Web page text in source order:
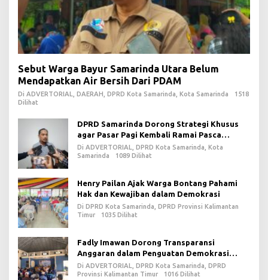
Sebut Warga Bayur Samarinda Utara Belum
Mendapatkan Air Bersih Dari PDAM
Di ADVERTORIAL, DAERAH, DPRD Kota Samarinda, Kota Samarinda
1518
Dilihat
DPRD Samarinda Dorong Strategi Khusus
agar Pasar Pagi Kembali Ramai Pasca
Revitalisasi
Di ADVERTORIAL, DPRD Kota Samarinda, Kota
Samarinda
1089 Dilihat
Henry Pailan Ajak Warga Bontang Pahami
Hak dan Kewajiban dalam Demokrasi
Di DPRD Kota Samarinda, DPRD Provinsi Kalimantan
Timur
1035 Dilihat
Fadly Imawan Dorong Transparansi
Anggaran dalam Penguatan Demokrasi
Daerah di PPU
Di ADVERTORIAL, DPRD Kota Samarinda, DPRD
Provinsi Kalimantan Timur
1016 Dilihat